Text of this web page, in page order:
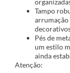
Tampo
arrumação
Pés de
um estilo
ainda
Atenção: